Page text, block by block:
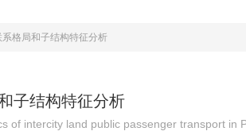
格局和子结构特征分析
子结构特征分析
of intercity land public passenger transport in